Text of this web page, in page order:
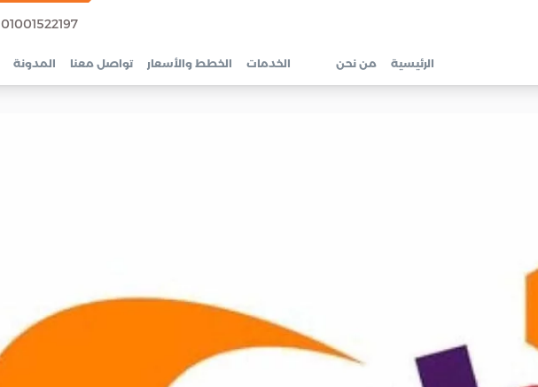
01001522197
الرئيسية من نحن الخدمات الخطط والأسعار تواصل معنا المدونة